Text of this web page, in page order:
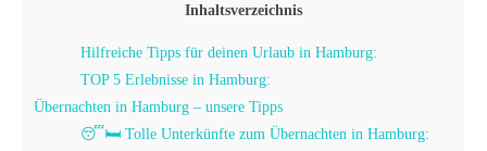
Inhaltsverzeichnis
Hilfreiche Tipps für deinen Urlaub in Hamburg:
TOP 5 Erlebnisse in Hamburg:
Übernachten in Hamburg – unsere Tipps
😴🛏️ Tolle Unterkünfte zum Übernachten in Hamburg: